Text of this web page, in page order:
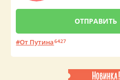
От Путина6427